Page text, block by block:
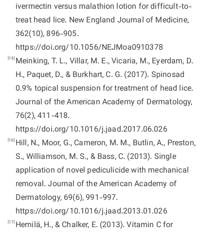
ivermectin versus malathion lotion for difficult-to-
treat head lice. New England Journal of Medicine,
362(10), 896-905.
https://doi.org/10.1056/NEJMoa0910378
[15] Meinking, T. L., Villar, M. E., Vicaria, M., Eyerdam, D.
H., Paquet, D., & Burkhart, C. G. (2017). Spinosad
0.9% topical suspension for treatment of head lice.
Journal of the American Academy of Dermatology,
76(2), 411-418.
https://doi.org/10.1016/j.jaad.2017.06.026
[16] Hill, N., Moor, G., Cameron, M. M., Butlin, A., Preston,
S., Williamson, M. S., & Bass, C. (2013). Single
application of novel pediculicide with mechanical
removal. Journal of the American Academy of
Dermatology, 69(6), 991-997.
https://doi.org/10.1016/j.jaad.2013.01.026
[17] Hemilä, H., & Chalker, E. (2013). Vitamin C for